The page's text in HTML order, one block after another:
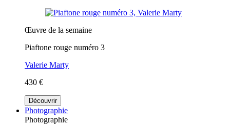
Œuvre de la semaine
Piaftone rouge numéro 3
Valerie Marty
430 €
Découvrir
Photographie
Photographie